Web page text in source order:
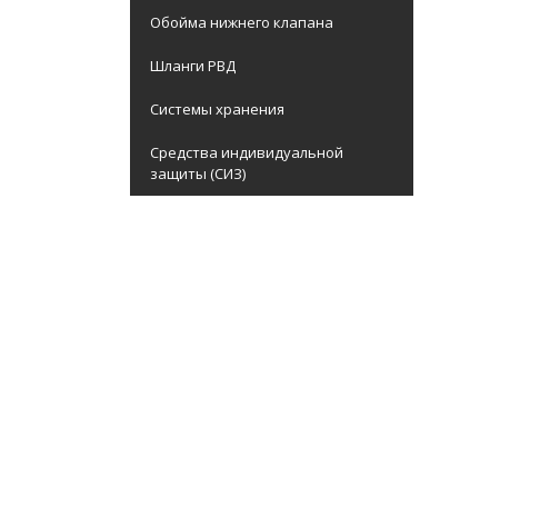
Обойма нижнего клапана
Шланги РВД
Системы хранения
Средства индивидуальной
защиты (СИЗ)